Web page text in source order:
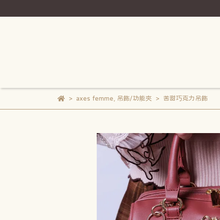
axes femme 吊飾/功能夾 苦甜巧克力吊飾